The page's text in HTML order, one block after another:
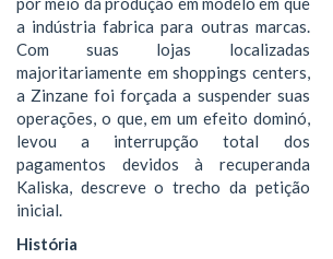
a indústria fabrica para outras marcas.
Com suas lojas localizadas
majoritariamente em shoppings centers,
a Zinzane foi forçada a suspender suas
operações, o que, em um efeito dominó,
levou a interrupção total dos
pagamentos devidos à recuperanda
Kaliska, descreve o trecho da petição
inicial.
História